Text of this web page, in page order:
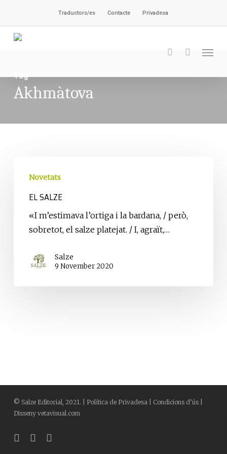
main
Traductors/es Contacte Privadesa
search
Tag
Akhmàtova
salzeNovetats
EL SALZE
«I m’estimava l’ortiga i la bardana, / però,
sobretot, el salze platejat. / I, agraït,…
Salze
9 November 2020
© Salze Editorial, 2021. | Política de Privadesa| Condicions d’ús|
Disseny vetavisual.com
blueskyfacebookinstagram